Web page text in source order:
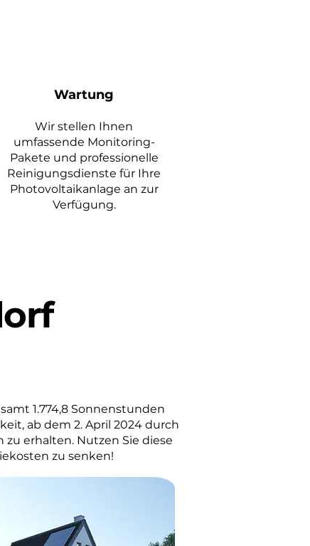
Wartung
Wir stellen Ihnen
umfassende Monitoring-
Pakete und professionelle
Reinigungsdienste für Ihre
Photovoltaikanlage an zur
Verfügung.
1.774,8 Sonnenstunden
ab dem 2. April 2024 durch
erhalten. Nutzen Sie diese
zu senken!